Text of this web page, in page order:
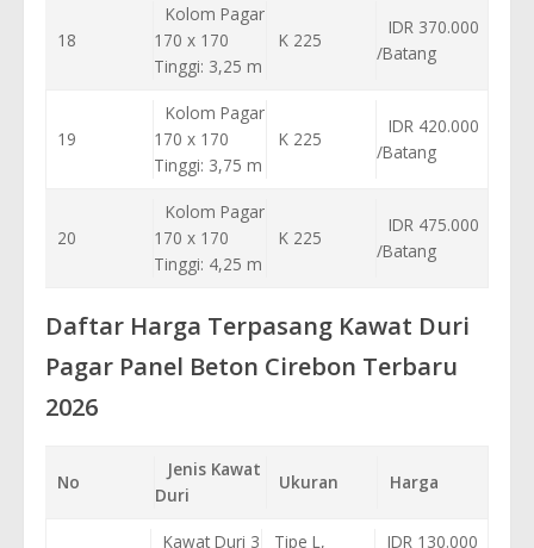
18
Kolom Pagar
170 x 170
Tinggi: 3,25 m
K 225
IDR 370.000
/Batang
19
Kolom Pagar
170 x 170
Tinggi: 3,75 m
K 225
IDR 420.000
/Batang
20
Kolom Pagar
170 x 170
Tinggi: 4,25 m
K 225
IDR 475.000
/Batang
Daftar Harga Terpasang Kawat Duri
Pagar Panel Beton Cirebon Terbaru
2026
No
Jenis Kawat
Duri
Ukuran Harga
Kawat Duri 3
Tipe L,
IDR 130.000